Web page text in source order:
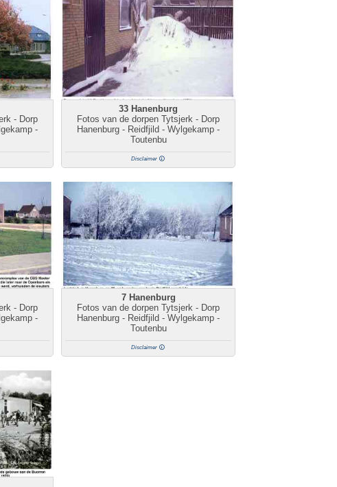
- Dorp
-
33 Hanenburg
Fotos van de dorpen Tytsjerk - Dorp
Hanenburg - Reidfjild - Wylgekamp -
Toutenbu
Disclaimer
- Dorp
-
7 Hanenburg
Fotos van de dorpen Tytsjerk - Dorp
Hanenburg - Reidfjild - Wylgekamp -
Toutenbu
Disclaimer